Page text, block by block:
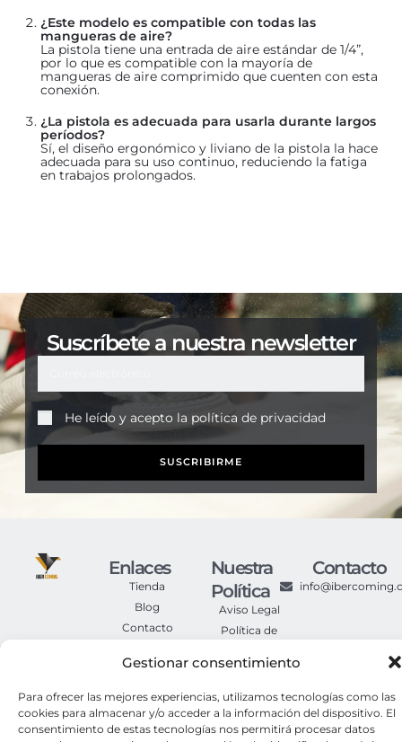
Gestionar consentimiento
Para ofrecer las mejores experiencias, utilizamos tecnologías como las
cookies para almacenar y/o acceder a la información del dispositivo. El
consentimiento de estas tecnologías nos permitirá procesar datos
¿Este modelo es compatible con todas las
mangueras de aire?
La pistola tiene una entrada de aire estándar de 1/4”,
por lo que es compatible con la mayoría de
mangueras de aire comprimido que cuenten con esta
conexión.
¿La pistola es adecuada para usarla durante largos
períodos?
Sí, el diseño ergonómico y liviano de la pistola la hace
adecuada para su uso continuo, reduciendo la fatiga
en trabajos prolongados.
Suscríbete a nuestra newsletter
He leído y acepto la política de privacidad
SUSCRIBIRME
Enlaces
Tienda
Blog
Contacto
Nuestra
Política
Aviso Legal
Política de
Política de
Condiciones
Generales de
Compra
Contacto